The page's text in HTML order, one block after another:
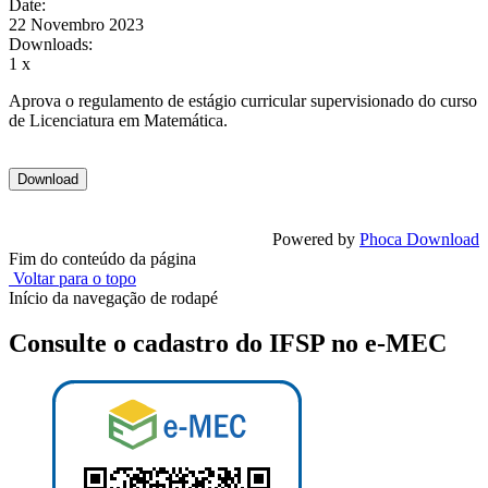
Date:
22 Novembro 2023
Downloads:
1 x
Aprova o regulamento de estágio curricular supervisionado do curso
de Licenciatura em Matemática.
Powered by Phoca Download
Fim do conteúdo da página
Voltar para o topo
Início da navegação de rodapé
Consulte o cadastro do IFSP no e-MEC